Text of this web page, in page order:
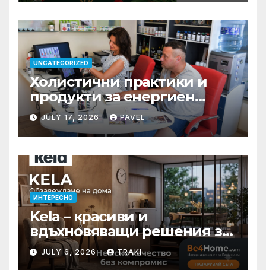
UNCATEGORIZED
Холистични практики и
продукти за енергиен
баланс в ежедневието
JULY 17, 2026 PAVEL
ИНТЕРЕСНО
Kela – красиви и
вдъхновяващи решения за
вашия дом
JULY 6, 2026 TRAKI